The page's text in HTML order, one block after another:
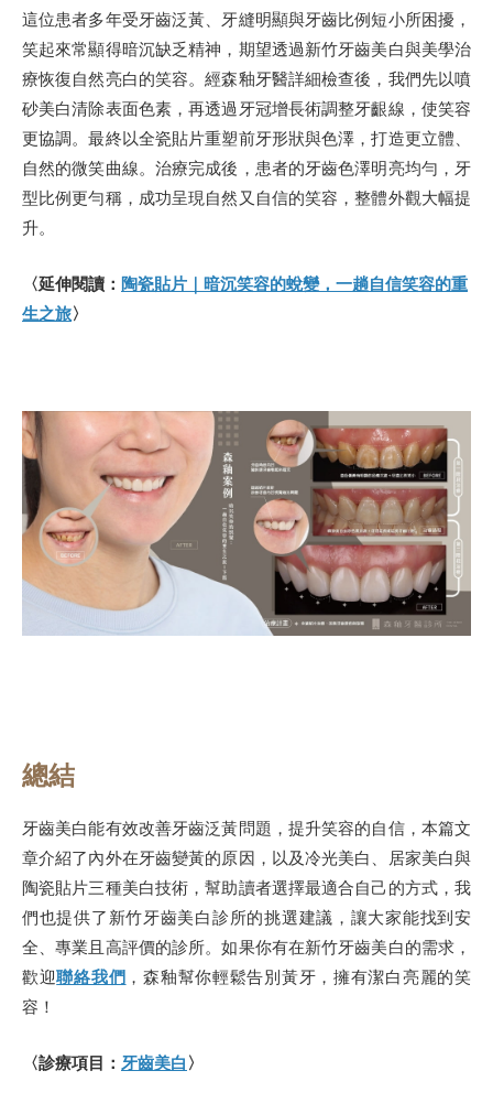
這位患者多年受牙齒泛黃、牙縫明顯與牙齒比例短小所困擾，
笑起來常顯得暗沉缺乏精神，期望透過新竹牙齒美白與美學治
療恢復自然亮白的笑容。經森釉牙醫詳細檢查後，我們先以噴
砂美白清除表面色素，再透過牙冠增長術調整牙齦線，使笑容
更協調。最終以全瓷貼片重塑前牙形狀與色澤，打造更立體、
自然的微笑曲線。治療完成後，患者的牙齒色澤明亮均勻，牙
型比例更勻稱，成功呈現自然又自信的笑容，整體外觀大幅提
升。
〈延伸閱讀： 陶瓷貼片｜暗沉笑容的蛻變，一趟自信笑容的重
生之旅〉
總結
牙齒美白能有效改善牙齒泛黃問題，提升笑容的自信，本篇文
章介紹了內外在牙齒變黃的原因，以及冷光美白、居家美白與
陶瓷貼片三種美白技術，幫助讀者選擇最適合自己的方式，我
們也提供了新竹牙齒美白診所的挑選建議，讓大家能找到安
全、專業且高評價的診所。如果你有在新竹牙齒美白的需求，
歡迎聯絡我們 ，森釉幫你輕鬆告別黃牙，擁有潔白亮麗的笑
容！
〈診療項目： 牙齒美白 〉